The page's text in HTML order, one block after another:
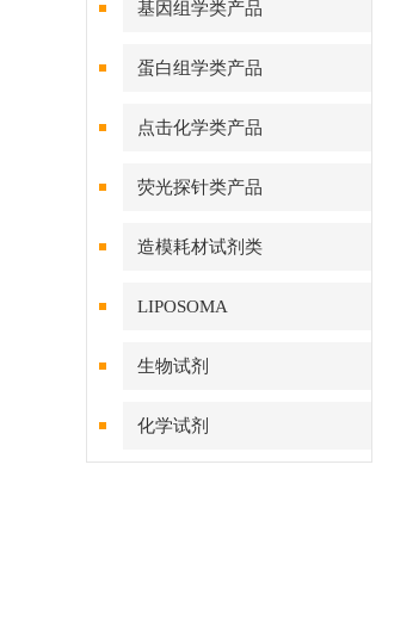
基因组学类产品
蛋白组学类产品
点击化学类产品
荧光探针类产品
造模耗材试剂类
LIPOSOMA
生物试剂
化学试剂